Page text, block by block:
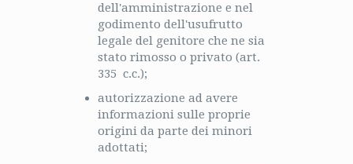
dell'amministrazione e nel
godimento dell'usufrutto
legale del genitore che ne sia
stato rimosso o privato (art.
335 c.c.);
autorizzazione ad avere
informazioni sulle proprie
origini da parte dei minori
adottati;